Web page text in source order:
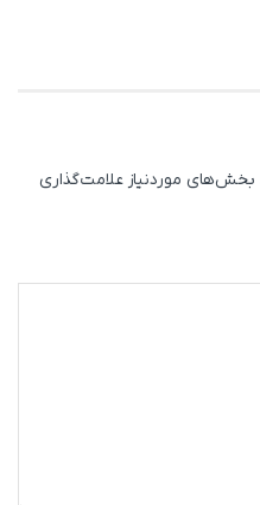
بخش‌های موردنیاز علامت‌گذاری